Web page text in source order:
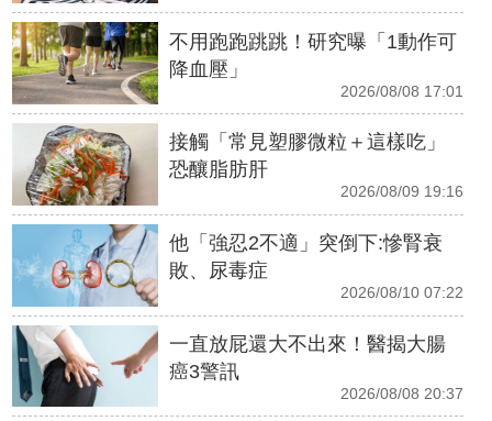
不用跑跑跳跳！研究曝「1動作可
降血壓」
2026/08/08 17:01
接觸「常見塑膠微粒＋這樣吃」
恐釀脂肪肝
2026/08/09 19:16
他「強忍2不適」突倒下:慘腎衰
敗、尿毒症
2026/08/10 07:22
一直放屁還大不出來！醫揭大腸
癌3警訊
2026/08/08 20:37